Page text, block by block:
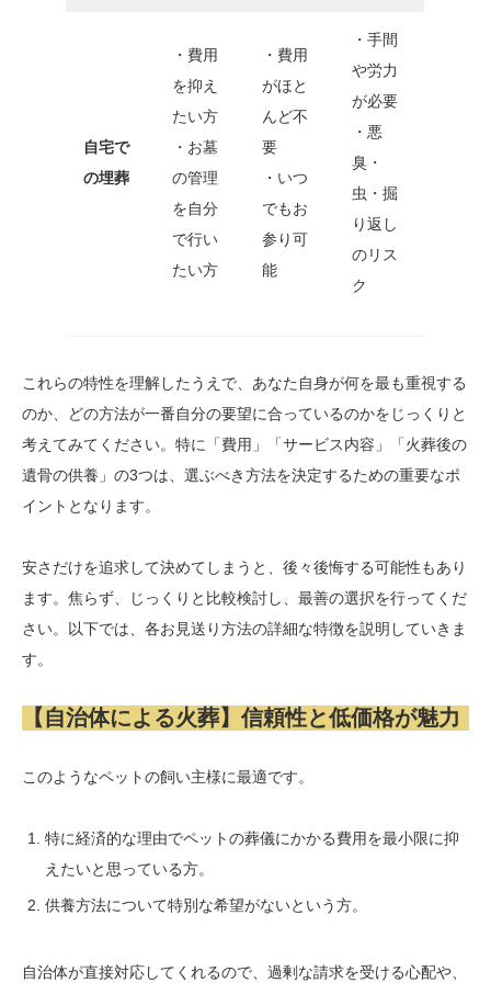
自宅で
の埋葬
・費用
を抑え
たい方
・お墓
の管理
を自分
で行い
たい方
・費用
がほと
んど不
要
・いつ
でもお
参り可
能
・手間
や労力
が必要
・悪
臭・
虫・掘
り返し
のリス
ク
これらの特性を理解したうえで、あなた自身が何を最も重視する
のか、どの方法が一番自分の要望に合っているのかをじっくりと
考えてみてください。特に「費用」「サービス内容」「火葬後の
遺骨の供養」の3つは、選ぶべき方法を決定するための重要なポ
イントとなります。
安さだけを追求して決めてしまうと、後々後悔する可能性もあり
ます。焦らず、じっくりと比較検討し、最善の選択を行ってくだ
さい。以下では、各お見送り方法の詳細な特徴を説明していきま
す。
【自治体による火葬】信頼性と低価格が魅力
このようなペットの飼い主様に最適です。
特に経済的な理由でペットの葬儀にかかる費用を最小限に抑
えたいと思っている方。
供養方法について特別な希望がないという方。
自治体が直接対応してくれるので、過剰な請求を受ける心配や、